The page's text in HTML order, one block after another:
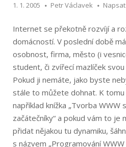
1. 1. 2005 Petr Václavek
Internet se překotně rozvíjí a
domácností. V poslední době
osobnost, firma, město (i
student, či zvířecí mazlíček
Pokud ji nemáte, jako byste
stále to můžete dohnat. K
například knížka „Tvorba WWW
začátečníky“ a pokud vám to je
přidat nějakou tu dynamiku,
s názvem „Programování